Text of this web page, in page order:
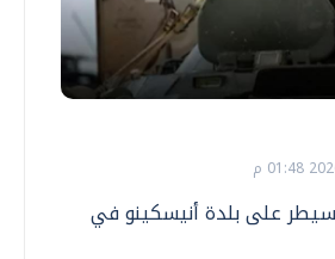
على بلدة أنيسكينو في